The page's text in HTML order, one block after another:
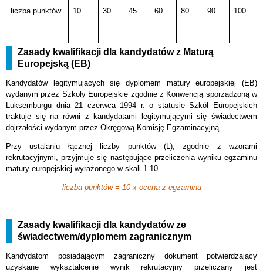
liczba punktów 10 30 45 60 80 90 100
Zasady kwalifikacji dla kandydatów z Maturą
Europejską (EB)
Kandydatów legitymujących się dyplomem matury europejskiej (EB)
wydanym przez Szkoły Europejskie zgodnie z Konwencją sporządzoną w
Luksemburgu dnia 21 czerwca 1994 r. o statusie Szkół Europejskich
traktuje się na równi z kandydatami legitymującymi się świadectwem
dojrzałości wydanym przez Okręgową Komisję Egzaminacyjną.
Przy ustalaniu łącznej liczby punktów (L), zgodnie z wzorami
rekrutacyjnymi, przyjmuje się następujące przeliczenia wyniku egzaminu
matury europejskiej wyrażonego w skali 1-10
liczba punktów = 10 x ocena z egzaminu
Zasady kwalifikacji dla kandydatów ze
świadectwem/dyplomem zagranicznym
Kandydatom posiadającym zagraniczny dokument potwierdzający
uzyskane wykształcenie wynik rekrutacyjny przeliczany jest